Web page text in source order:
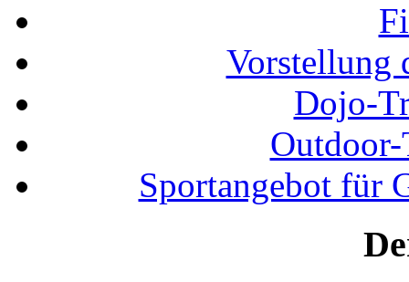
Vorstellung
Dojo-
Sportangebot für